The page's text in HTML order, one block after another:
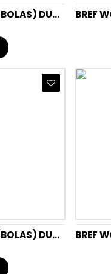
BREF WC POWER ACTIV APARATO(BOLAS) DUPLO ESCAPES HAWAII
BREF WC POWER ACTIV APARATO(BOLAS) DUPLO NATURA-VERDE